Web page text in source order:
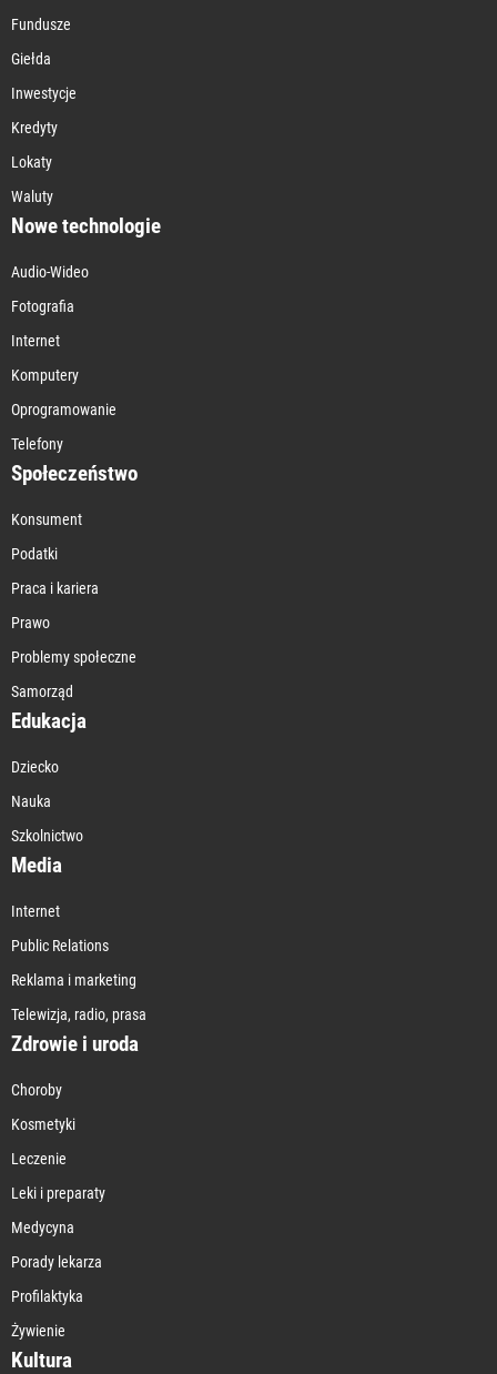
Fundusze
Giełda
Inwestycje
Kredyty
Lokaty
Waluty
Nowe technologie
Audio-Wideo
Fotografia
Internet
Komputery
Oprogramowanie
Telefony
Społeczeństwo
Konsument
Podatki
Praca i kariera
Prawo
Problemy społeczne
Samorząd
Edukacja
Dziecko
Nauka
Szkolnictwo
Media
Internet
Public Relations
Reklama i marketing
Telewizja, radio, prasa
Zdrowie i uroda
Choroby
Kosmetyki
Leczenie
Leki i preparaty
Medycyna
Porady lekarza
Profilaktyka
Żywienie
Kultura